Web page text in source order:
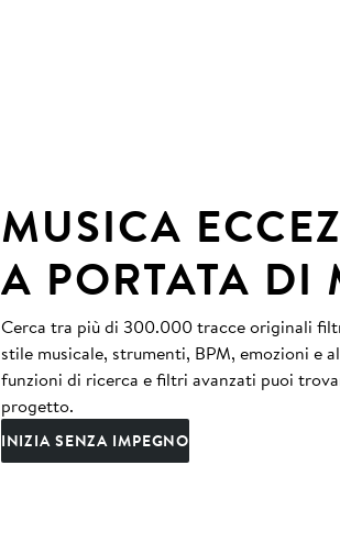
MUSICA
A PORTATA DI
Cerca tra più di 300.000 tracce originali
stile musicale, strumenti, BPM, emozioni e
funzioni di ricerca e filtri avanzati puoi
progetto.
INIZIA SENZA IMPEGNO